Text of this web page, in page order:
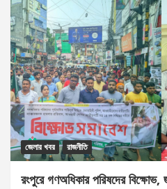
জেলার খবর রাজনীতি
রংপুরে গণঅধিকার পরিষদের বিক্ষোভ,